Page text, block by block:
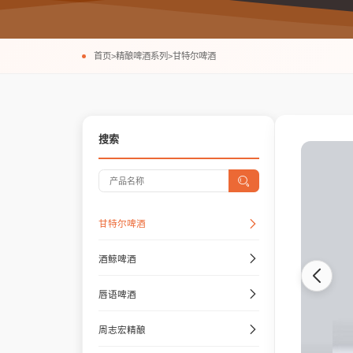
首页>精酿啤酒系列 >甘特尔啤酒
搜索
甘特尔啤酒
酒鲸啤酒
唇语啤酒
周志宏精酿